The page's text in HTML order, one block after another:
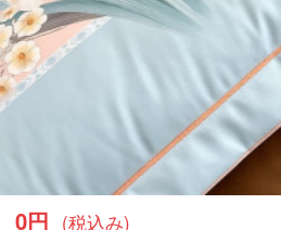
0円 (税込み)